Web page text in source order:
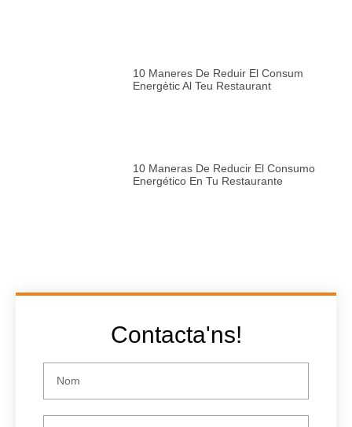
10 Maneres De Reduir El Consum
Energètic Al Teu Restaurant
10 Maneras De Reducir El Consumo
Energético En Tu Restaurante
Contacta'ns!